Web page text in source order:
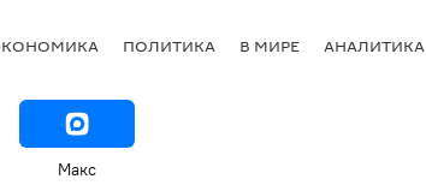
ПОЛИТИКА В МИРЕ АНАЛИТИКА
Макс